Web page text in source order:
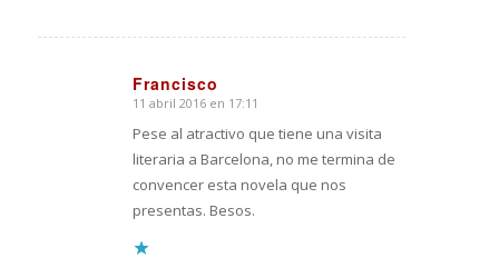
Francisco
Dice:
11 abril 2016 en 17:11
Pese al atractivo que tiene una visita
literaria a Barcelona, no me termina de
convencer esta novela que nos
presentas. Besos.